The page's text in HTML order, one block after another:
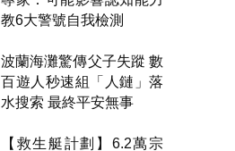
教6大警號自我檢測
波蘭海灘驚傳父子失蹤 數
百遊人秒速組「人鏈」落
水搜索 最終平安無事
【救生艇計劃】6.2萬宗